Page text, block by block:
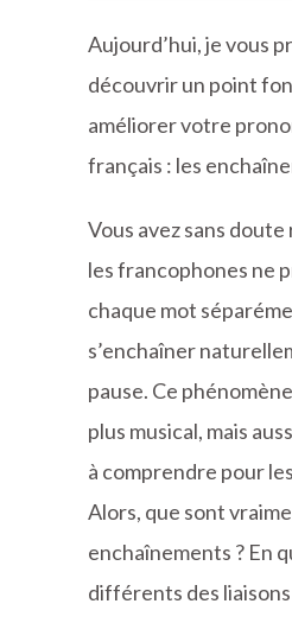
Aujourd’hui, je vous
découvrir un point
améliorer votre
français : les
Vous avez sans
les francophones ne
chaque mot
s’enchaîner
pause. Ce
plus musical, mais
à comprendre pour
Alors, que sont
enchaînements ? En
différents des